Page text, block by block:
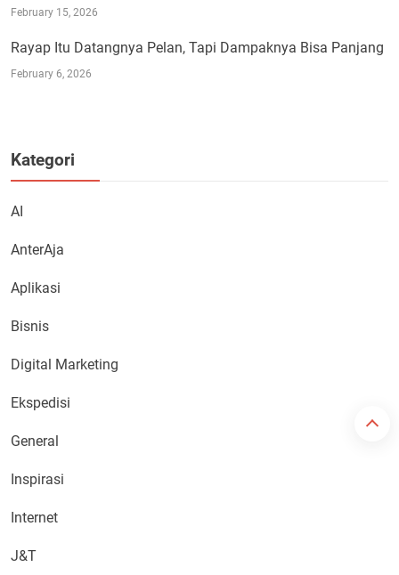
February 15, 2026
Rayap Itu Datangnya Pelan, Tapi Dampaknya Bisa Panjang
February 6, 2026
Kategori
AI
AnterAja
Aplikasi
Bisnis
Digital Marketing
Ekspedisi
General
Inspirasi
Internet
J&T